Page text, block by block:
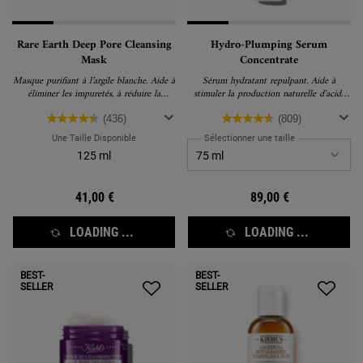
Rare Earth Deep Pore Cleansing
Mask
Masque purifiant à l’argile blanche. Aide à
éliminer les impuretés, à réduire la
l'apparence des pores.
(436)
Une Taille Disponible
125 ml
41,00 €
LOADING ...
Hydro-Plumping Serum
Concentrate
Sérum hydratant repulpant. Aide à
stimuler la production naturelle d'acide
peau visiblement repulpée, plus lisse et
plus élastique en une semaine seulement
(809)
Sélectionner une taille
89,00 €
LOADING ...
BEST-
SELLER
BEST-
SELLER